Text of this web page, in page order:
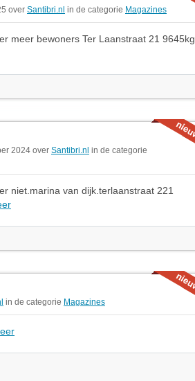
over Santibri.nl in de categorie Magazines
meer bewoners Ter Laanstraat 21 9645kg
2024 over Santibri.nl in de categorie
niet.marina van dijk.terlaanstraat 221
in de categorie Magazines